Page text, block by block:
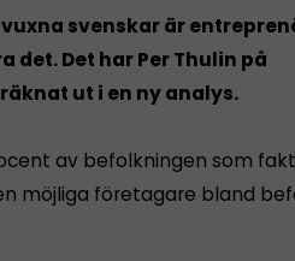
svenskar är
det. Det har Per Thulin på
ut i en ny analys.
av befolkningen som
möjliga företagare bland